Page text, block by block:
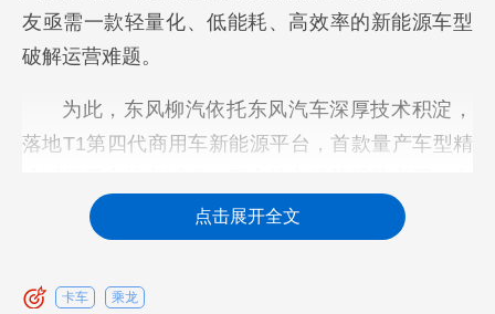
友亟需一款轻量化、低能耗、高效率的新能源车型
破解运营难题。
为此，东风柳汽依托东风汽车深厚技术积淀，
落地T1第四代商用车新能源平台，首款量产车型精
重超轻，载货更能打，告别亏吨困扰，最大化提升
载货空间与收益；能耗超省，运营更划算，大幅降
低日常用电成本，让每一趟运输都实现降本增效；
点击展开全文
卡车 乘龙